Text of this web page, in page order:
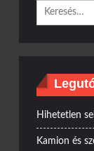
Hihetetlen
Kamion és